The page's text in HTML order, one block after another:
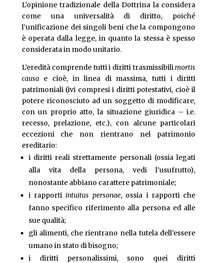
L’opinione tradizionale della Dottrina la considera
come una universalità di diritto, poiché
l’unificazione dei singoli beni che la compongono
è operata dalla legge, in quanto la stessa è spesso
considerata in modo unitario.
L’eredità comprende tutti i diritti trasmissibilimortis
causae cioè, in linea di massima, tutti i diritti
patrimoniali (ivi compresi i diritti potestativi, cioè il
potere riconosciuto ad un soggetto di modificare,
con un proprio atto, la situazione giuridica – i.e.
recesso, prelazione, etc.), con alcune particolari
eccezioni che non rientrano nel patrimonio
ereditario:
i diritti reali strettamente personali (ossia legati
alla vita della persona, vedi l’usufrutto),
nonostante abbiano carattere patrimoniale;
i rapportiintuitus personae, ossia i rapporti che
fanno specifico riferimento alla persona ed alle
sue qualità;
gli alimenti, che rientrano nella tutela dell’essere
umano in stato di bisogno;
i diritti personalissimi, sono quei diritti